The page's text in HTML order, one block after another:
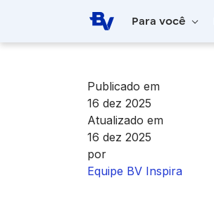
Pular para o Conteúdo principal
Para você
Publicado em
16 dez 2025
Atualizado em
16 dez 2025
por
Equipe BV Inspira